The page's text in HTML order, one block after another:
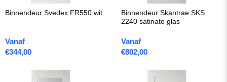
Binnendeur Svedex FR550 wit
Vanaf
€344,00
Binnendeur Skantrae SKS
2240 satinato glas
Vanaf
€802,00